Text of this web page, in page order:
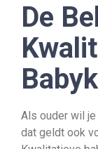
De
Als ouder wil
dat geldt ook